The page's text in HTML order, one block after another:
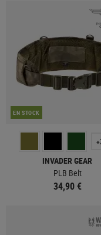
EN STOCK
INVADER GEAR
PLB Belt
34,90 €